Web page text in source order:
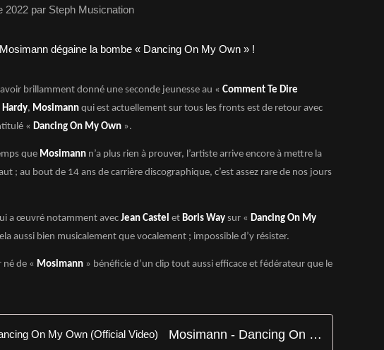
2022 par Steph Musicnation
brillamment donné une seconde jeunesse au « Comment Te Dire
Hardy, Mosimann qui est actuellement sur tous les fronts est de retour avec
« Dancing On My Own ».
que Mosimann n’a plus rien à prouver, l’artiste arrive encore à mettre la
; au bout de 14 ans de carrière discographique, c’est assez rare de nos jours
a œuvré notamment avec Jean Castel et Boris Way sur « Dancing On My
aussi bien musicalement que vocalement ; impossible d’y résister.
de « Mosimann » bénéficie d’un clip tout aussi efficace et fédérateur que le
Mosimann - Dancing On My Own (Official Video)